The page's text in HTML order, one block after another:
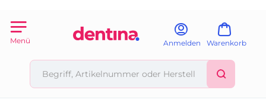
Menü Anmelden Warenkorb